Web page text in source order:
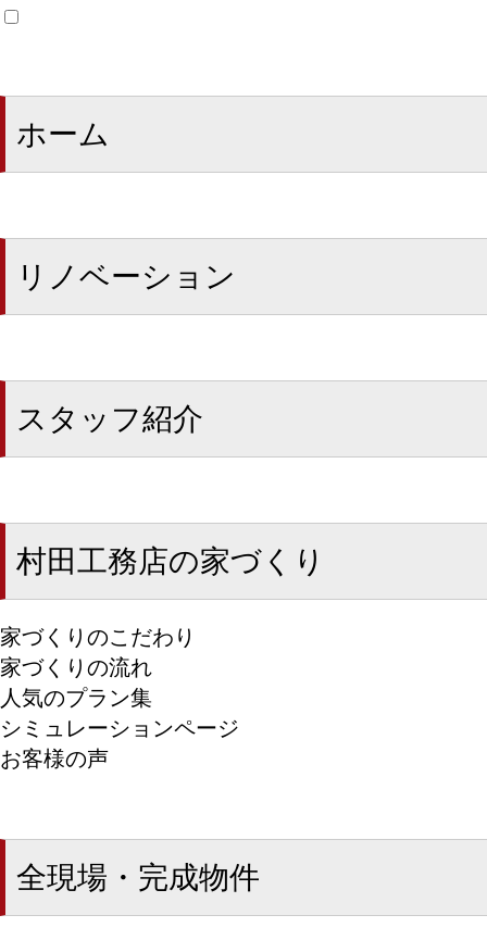
ホーム
リノベーション
スタッフ紹介
村田工務店の家づくり
家づくりのこだわり
家づくりの流れ
人気のプラン集
シミュレーションページ
お客様の声
全現場・完成物件